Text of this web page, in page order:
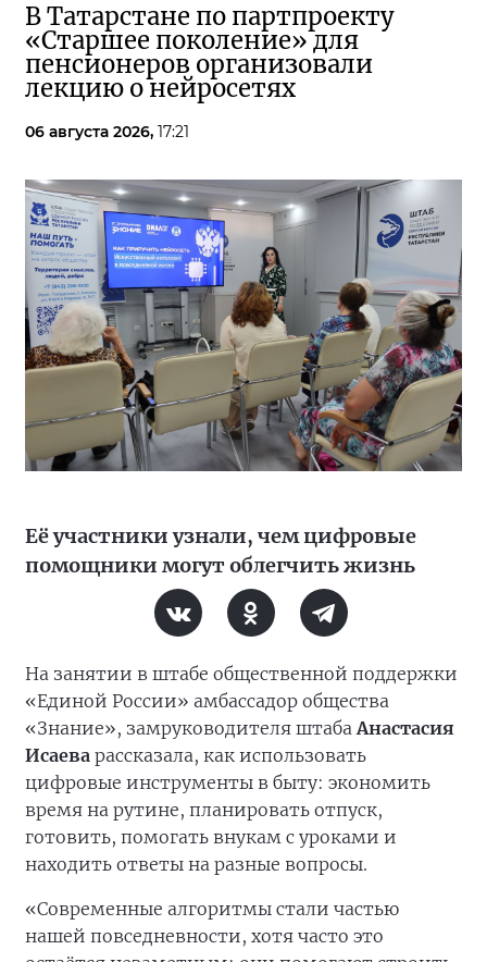
В Татарстане по партпроекту
«Старшее поколение» для
пенсионеров организовали
лекцию о нейросетях
06 августа 2026, 17:21
Её участники узнали, чем цифровые
помощники могут облегчить жизнь
На занятии в штабе общественной поддержки
«Единой России» амбассадор общества
«Знание», замруководителя штабаАнастасия
Исаева рассказала, как использовать
цифровые инструменты в быту: экономить
время на рутине, планировать отпуск,
готовить, помогать внукам с уроками и
находить ответы на разные вопросы.
«Современные алгоритмы стали частью
нашей повседневности, хотя часто это